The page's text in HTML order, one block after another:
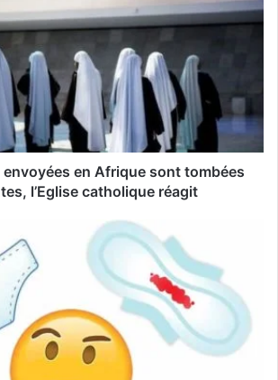
en Afrique sont tombées
l’Eglise catholique réagit